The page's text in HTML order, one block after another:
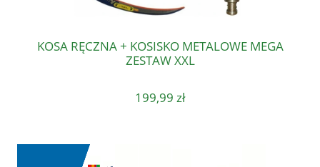
KOSA RĘCZNA + KOSISKO METALOWE MEGA
ZESTAW XXL
199,99 zł